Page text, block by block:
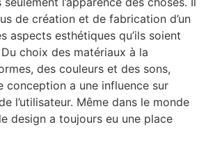
de création et de fabrication d’un
aspects esthétiques qu’ils soient
choix des matériaux à la
des couleurs et des sons,
conception a une influence sur
l’utilisateur. Même dans le monde
design a toujours eu une place